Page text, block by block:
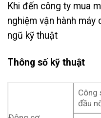
Khi đến công ty mua
nghiệm vận hành
ngũ kỹ thuật
Thông số kỹ thuật
Công
đầu